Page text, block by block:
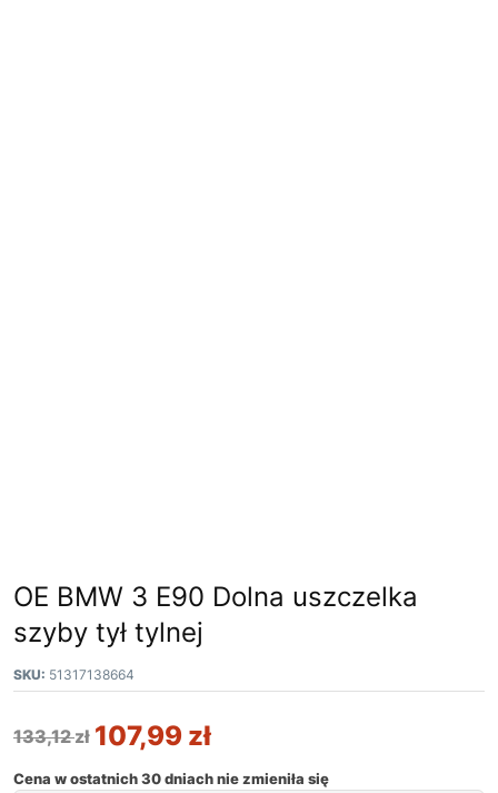
OE BMW 3 E90 Dolna uszczelka
szyby tył tylnej
SKU: 51317138664
133,12zł 107,99 zł
Cena w ostatnich 30 dniach nie zmieniła się